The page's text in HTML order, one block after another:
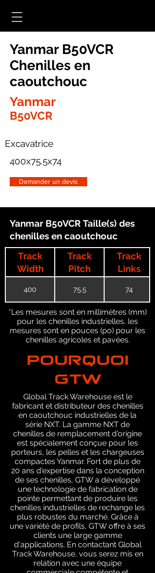
Yanmar B50VCR
Chenilles en
caoutchouc
Yanmar
B50VCR
Excavatrice
400x75.5x74
Demander un devis
Yanmar B50VCR Taille(s) des
chenilles en caoutchouc
Track
Width
Track
Pitch
Track
Links
400 75.5 74
*Les mesures sont en millimètres (mm)
pour les chenilles industrielles, les
mesures sont en pouces (po) pour les
chenilles agricoles et pavées.
POURQUOI
GTW
Global Track Warehouse est le
fabricant et distributeur des chenilles
en caoutchouc industrielles de la
série NXT. La gamme NXT de
chenilles de remplacement d'origine
est spécialement conçue pour les
porteurs, les pelles et les chargeuses
compactes Yanmar. Fort de plus de
20 ans d'expertise dans la conception
de ses chenilles, GTW a développé
une technologie de fabrication de
pointe permettant de produire les
chenilles industrielles de rechange les
plus robustes du marché. Grâce à
une variété de profils, GTW offre à ses
clients une large gamme
d'applications. En contactant Global
Track Warehouse, vous serez mis en
relation avec une équipe